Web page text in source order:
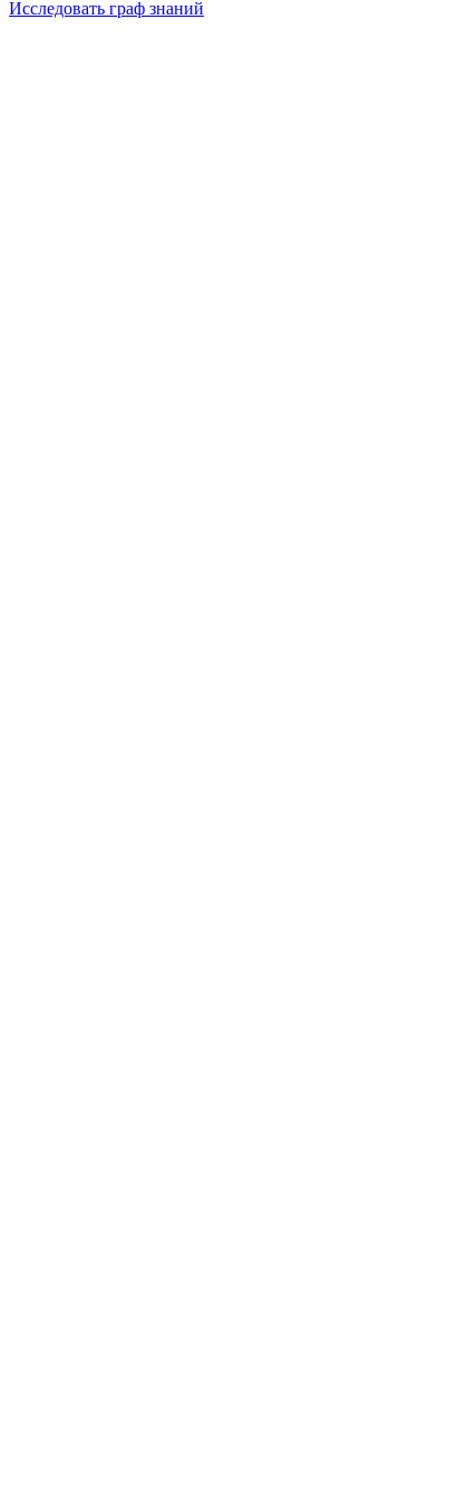
Исследовать граф знаний